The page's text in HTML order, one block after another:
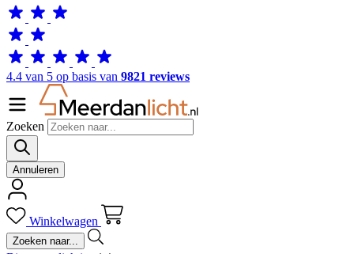
4.4 van 5 op basis van 9821 reviews
Zoeken
Annuleren
Winkelwagen